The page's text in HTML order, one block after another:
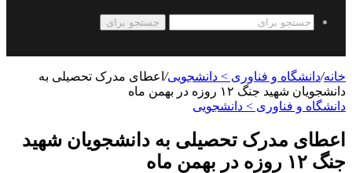
جستجو برای
خانه/دانشگاه و فناوری > دانشجویی/ اعطای مدرک تحصیلی به
دانشجویان شهید جنگ ۱۲ روزه در بهمن ماه
دانشگاه و فناوری > دانشجویی
اعطای مدرک تحصیلی به دانشجویان شهید
جنگ ۱۲ روزه در بهمن ماه